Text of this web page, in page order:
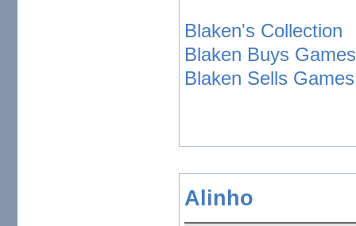
Blaken's Collection
Blaken Buys Games
Blaken Sells Games
Alinho